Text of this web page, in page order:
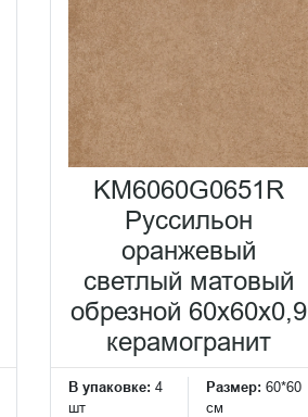
KM6060G0651R
Руссильон
оранжевый
светлый матовый
обрезной 60x60x0,9
керамогранит
В упаковке: 4
шт
Размер: 60*60
см